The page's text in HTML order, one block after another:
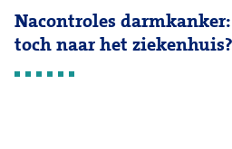
Nacontroles
toch naar het ziekenhuis?